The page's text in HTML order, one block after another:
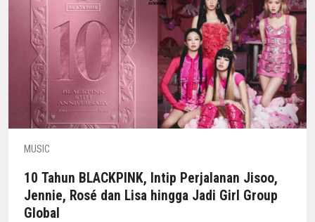
MUSIC
10 Tahun BLACKPINK, Intip Perjalanan Jisoo,
Jennie, Rosé dan Lisa hingga Jadi Girl Group
Global